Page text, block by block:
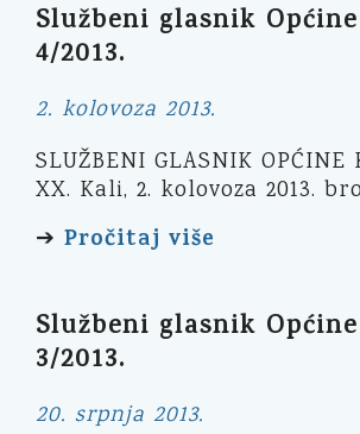
Službeni glasnik
4/2013.
2. kolovoza 2013.
SLUŽBENI GLASNIK
XX. Kali, 2. kolovoza 2013.
➔ Pročitaj više
Službeni glasnik
3/2013.
20. srpnja 2013.